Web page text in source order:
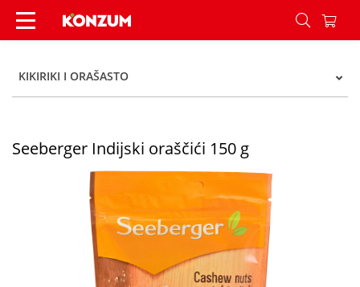
Seeberger Indijski oraščići 150 g - Konzum
KIKIRIKI I ORAŠASTO
Seeberger Indijski oraščići 150 g